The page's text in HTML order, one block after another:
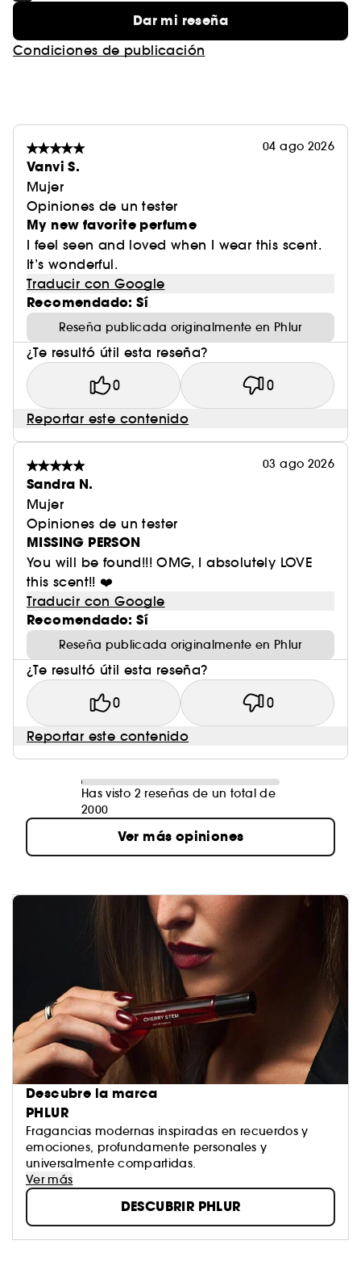
Dar mi reseña
Condiciones de publicación
04 ago 2026
Vanvi S.
Mujer
Opiniones de un tester
My new favorite perfume
I feel seen and loved when I wear this scent.
It’s wonderful.
Traducir con Google
Recomendado: Sí
Reseña publicada originalmente en Phlur
¿Te resultó útil esta reseña?
0 0
Reportar este contenido
03 ago 2026
Sandra N.
Mujer
Opiniones de un tester
MISSING PERSON
You will be found!!! OMG, I absolutely LOVE
this scent!! ❤️
Traducir con Google
Recomendado: Sí
Reseña publicada originalmente en Phlur
¿Te resultó útil esta reseña?
0 0
Reportar este contenido
Has visto 2 reseñas de un total de
2000
Ver más opiniones
Descubre la marca
PHLUR
Fragancias modernas inspiradas en recuerdos y
emociones, profundamente personales y
universalmente compartidas.
Ver más
DESCUBRIR PHLUR